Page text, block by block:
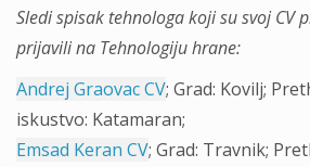
Sledi spisak tehnologa koji su svoj CV
prijavili na Tehnologiju hrane:
Andrej Graovac CV; Grad: Kovilj;
iskustvo: Katamaran;
Emsad Keran CV; Grad: Travnik;